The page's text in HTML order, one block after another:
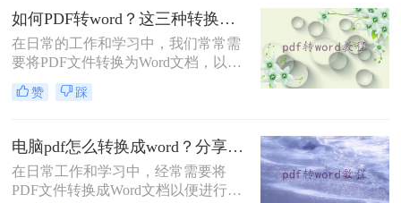
档，以便进行编辑和修改。那么电脑
pdf怎么免费转word呢？本文将介绍两
种免费将电脑上的PDF转换为Word的
方法。
如何PDF转word？这三种转换方法了解一下！
在日常的工作和学习中，我们常常需
要将PDF文件转换为Word文档，以便
进行编辑和修改。然而，由于PDF和
Word是两种不同的文件格式，转换过
PDF转word呢？本文将介绍三种高效
且实用的PDF转Word方法，帮助用户
轻松完成文件格式转换。
赞 踩
电脑pdf怎么转换成word？分享三种实用转换方法！
在日常工作和学习中，经常需要将
PDF文件转换成Word文档以便进行编